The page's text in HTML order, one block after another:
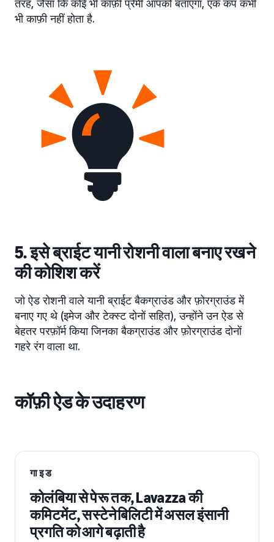
तरह, जैसा कि कोई भी कॉफ़ी प्रेमी आपको बताएगा, एक कप कभी
भी काफ़ी नहीं होता है.
5. इसे ब्राईट यानी रोशनी वाला बनाए रखने
की कोशिश करें
जो ऐड रोशनी वाले यानी ब्राईट बैकग्राउंड और फ़ोरग्राउंड में
बनाए गए थे (इमेज और टेक्स्ट दोनों सहित), उन्होंने उन ऐड से
बेहतर परफ़ॉर्म किया जिनका बैकग्राउंड और फ़ोरग्राउंड दोनों
गहरे रंग वाला था.
कॉफ़ी ऐड के उदाहरण
गाइड
कोलंबिया से पेरू तक, Lavazza की
कमिटमेंट, सस्टेनेबिलिटी में असल इंसानी
प्रगति को आगे बढ़ाती है